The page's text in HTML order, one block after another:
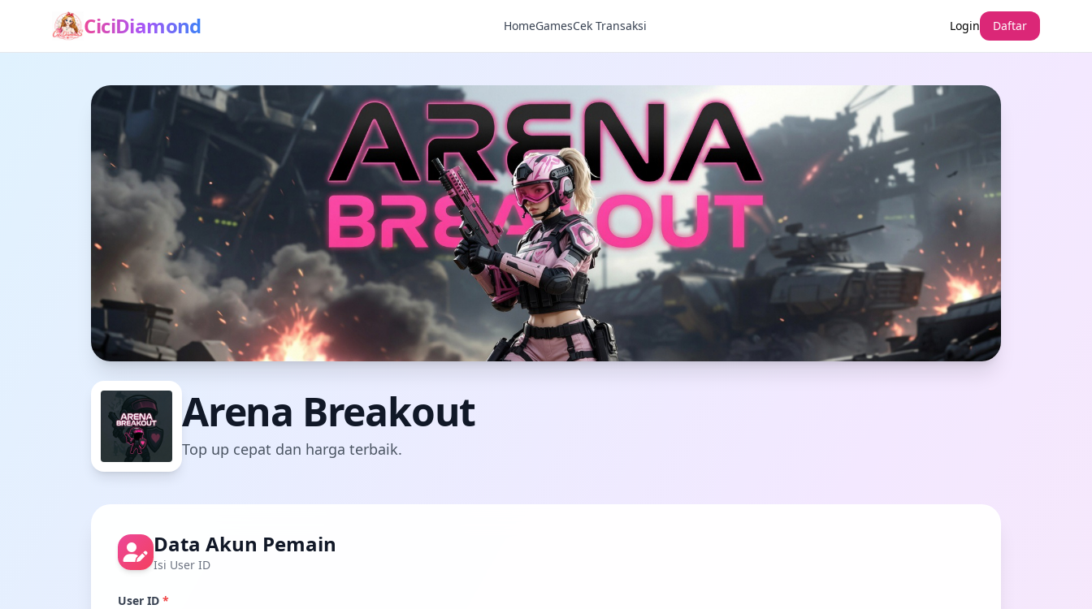
CiciDiamond HomeGamesCek Transaksi Login Daftar
Arena Breakout
Top up cepat dan harga terbaik.
Data Akun Pemain
Isi User ID
User ID *